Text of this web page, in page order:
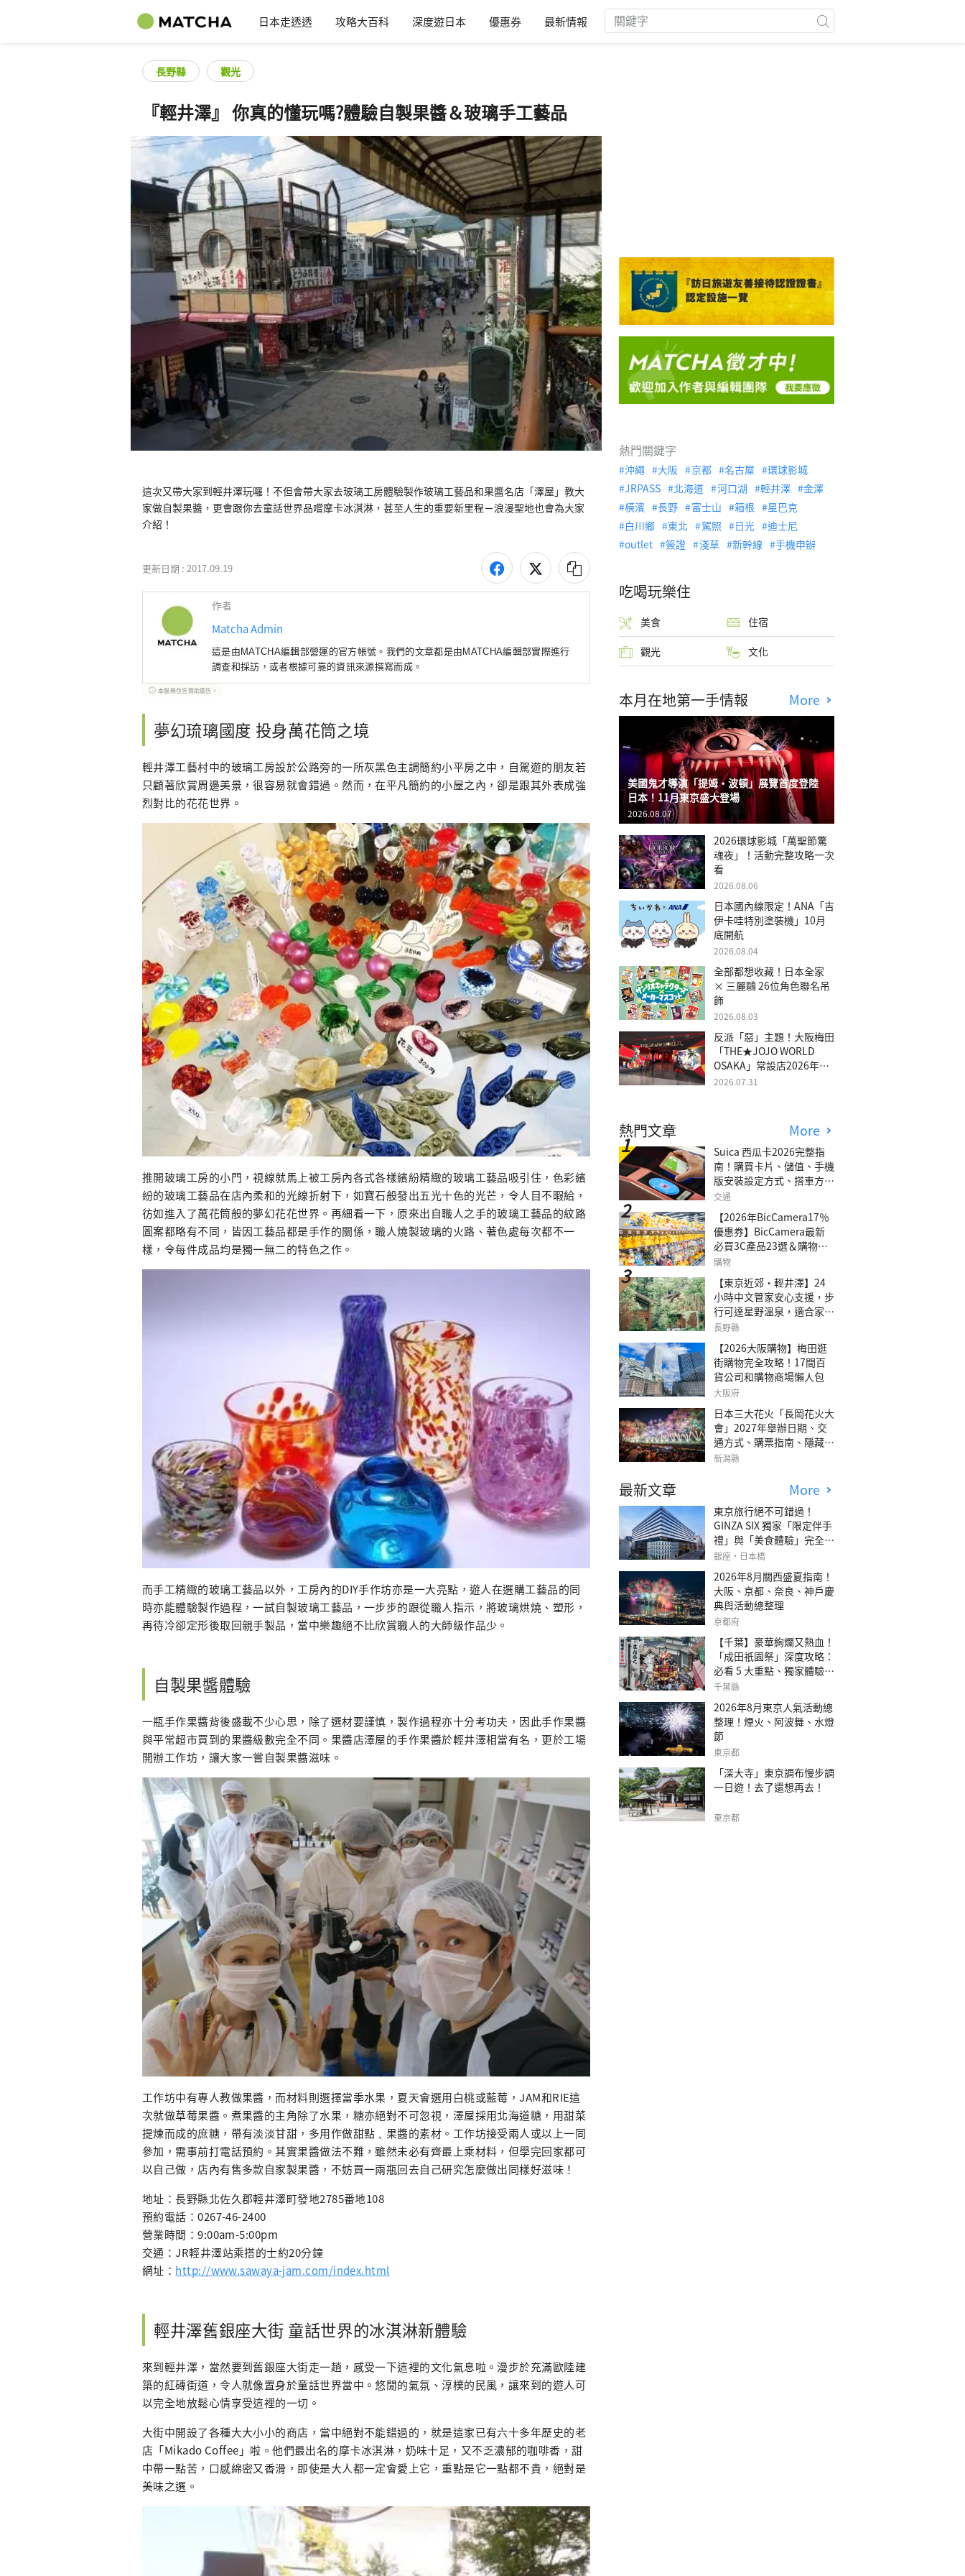
日本走透透 攻略大百科 深度遊日本 優惠券 最新情報
長野縣 觀光
『輕井澤』 你真的懂玩嗎?體驗自製果醬＆玻璃手工藝品
這次又帶大家到輕井澤玩囉！不但會帶大家去玻璃工房體驗製作玻璃工藝品和果醬名店「澤屋」教大
家做自製果醬，更會跟你去童話世界品嚐摩卡冰淇淋，甚至人生的重要新里程－浪漫聖地也會為大家
介紹！
更新日期 : 2017.09.19
作者
Matcha Admin
這是由MATCHA編輯部營運的官方帳號。我們的文章都是由MATCHA編輯部實際進行
調查和採訪，或者根據可靠的資訊來源撰寫而成。
本服務包含贊助廣告。
夢幻琉璃國度 投身萬花筒之境
輕井澤工藝村中的玻璃工房設於公路旁的一所灰黑色主調簡約小平房之中，自駕遊的朋友若
只顧著欣賞周邊美景，很容易就會錯過。然而，在平凡簡約的小屋之內，卻是跟其外表成強
烈對比的花花世界。
推開玻璃工房的小門，視線就馬上被工房內各式各樣繽紛精緻的玻璃工藝品吸引住，色彩繽
紛的玻璃工藝品在店內柔和的光線折射下，如寶石般發出五光十色的光芒，令人目不暇給，
彷如進入了萬花筒般的夢幻花花世界。再細看一下，原來出自職人之手的玻璃工藝品的紋路
圖案都略有不同，皆因工藝品都是手作的關係，職人燒製玻璃的火路、著色處每次都不一
樣，令每件成品均是獨一無二的特色之作。
而手工精緻的玻璃工藝品以外，工房內的DIY手作坊亦是一大亮點，遊人在選購工藝品的同
時亦能體驗製作過程，一試自製玻璃工藝品，一步步的跟從職人指示，將玻璃烘燒、塑形，
再待冷卻定形後取回親手製品，當中樂趣絕不比欣賞職人的大師級作品少。
自製果醬體驗
一瓶手作果醬背後盛載不少心思，除了選材要謹慎，製作過程亦十分考功夫，因此手作果醬
與平常超市買到的果醬級數完全不同。果醬店澤屋的手作果醬於輕井澤相當有名，更於工場
開辦工作坊，讓大家一嘗自製果醬滋味。
工作坊中有專人教做果醬，而材料則選擇當季水果，夏天會選用白桃或藍莓，JAM和RIE這
次就做草莓果醬。煮果醬的主角除了水果，糖亦絕對不可忽視，澤屋採用北海道糖，用甜菜
提煉而成的庶糖，帶有淡淡甘甜，多用作做甜點﹑果醬的素材。工作坊接受兩人或以上一同
參加，需事前打電話預約。其實果醬做法不難，雖然未必有齊最上乘材料，但學完回家都可
以自己做，店內有售多款自家製果醬，不妨買一兩瓶回去自己研究怎麼做出同樣好滋味！
地址：長野縣北佐久郡輕井澤町發地2785番地108
預約電話：0267-46-2400
營業時間：9:00am-5:00pm
交通：JR輕井澤站乘搭的士約20分鐘
網址： http://www.sawaya-jam.com/index.html
輕井澤舊銀座大街 童話世界的冰淇淋新體驗
來到輕井澤，當然要到舊銀座大街走一趟，感受一下這裡的文化氣息啦。漫步於充滿歐陸建
築的紅磚街道，令人就像置身於童話世界當中。悠閒的氣氛、淳樸的民風，讓來到的遊人可
以完全地放鬆心情享受這裡的一切。
大街中開設了各種大大小小的商店，當中絕對不能錯過的，就是這家已有六十多年歷史的老
店「Mikado Coffee」啦。他們最出名的摩卡冰淇淋，奶味十足，又不乏濃郁的咖啡香，甜
中帶一點苦，口感綿密又香滑，即使是大人都一定會愛上它，重點是它一點都不貴，絕對是
美味之選。
熱門關鍵字
沖繩 大阪 京都 名古屋
環球影城
JRPASS
北海道 河口湖 輕井澤
金澤
橫濱
長野 富士山 箱根
星巴克
白川鄉
東北 駕照 日光
迪士尼
outlet
簽證 淺草 新幹線 手機申辦
吃喝玩樂住
美食 住宿
觀光 文化
本月在地第一手情報 More
美國鬼才導演「提姆・波頓」展覽首度登陸
日本！11月東京盛大登場
2026.08.07
2026環球影城「萬聖節驚
魂夜」！活動完整攻略一次
看
2026.08.06
日本國內線限定！ANA「吉
伊卡哇特別塗裝機」10月
底開航
2026.08.04
全部都想收藏！日本全家
× 三麗鷗 26位角色聯名吊
飾
2026.08.03
反派「惡」主題！大阪梅田
「THE★JOJO WORLD
OSAKA」常設店2026年冬
季開幕
2026.07.31
熱門文章 More
Suica 西瓜卡2026完整指
南！購買卡片、儲值、手機
版安裝設定方式、搭車方
法、常見問題解答！
交通
【2026年BicCamera17％
優惠券】BicCamera最新
必買3C產品23選＆購物攻
略
購物
【東京近郊・輕井澤】24
小時中文管家安心支援，步
行可達星野溫泉，適合家庭
旅行、三代同遊與紀念日的
澤森四季VILLA」
長野縣
【2026大阪購物】梅田逛
街購物完全攻略！17間百
貨公司和購物商場懶人包
大阪府
日本三大花火「長岡花火大
會」2027年舉辦日期、交
通方式、購票指南、隱藏欣
賞地點
新潟縣
最新文章 More
東京旅行絕不可錯過！
GINZA SIX 獨家「限定伴手
禮」與「美食體驗」完全指
南
銀座・日本橋
2026年8月關西盛夏指南！
大阪、京都、奈良、神戶慶
典與活動總整理
京都府
【千葉】豪華絢爛又熱血！
「成田祇園祭」深度攻略：
必看 5 大重點、獨家體驗指
南
千葉縣
2026年8月東京人氣活動總
整理！煙火、阿波舞、水燈
節
東京都
「深大寺」東京調布慢步調
一日遊！去了還想再去！
東京都